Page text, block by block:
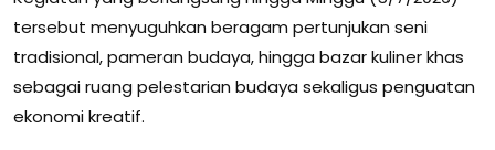
tersebut menyuguhkan beragam pertunjukan seni
tradisional, pameran budaya, hingga bazar kuliner khas
sebagai ruang pelestarian budaya sekaligus penguatan
ekonomi kreatif.